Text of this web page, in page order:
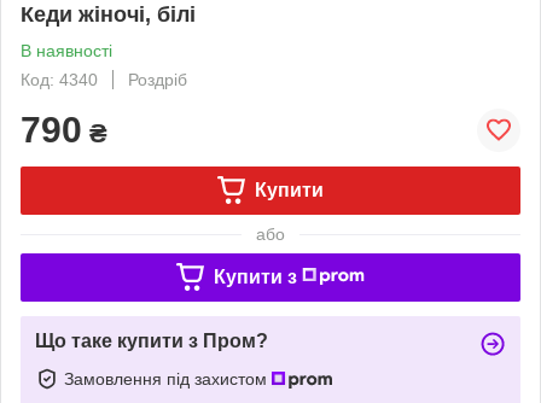
Кеди жіночі, білі
В наявності
Код: 4340
Роздріб
790 ₴
Купити
або
Купити з
Що таке купити з Пром?
Замовлення під захистом